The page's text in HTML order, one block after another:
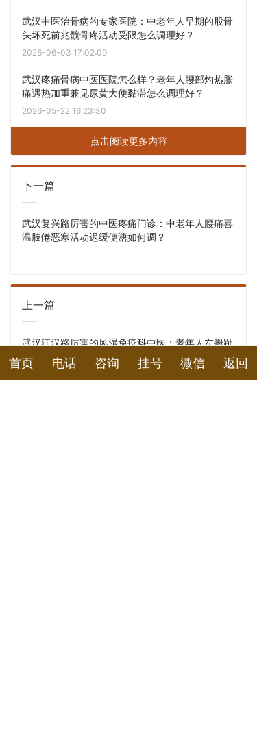
武汉中医治骨病的专家医院：中老年人早期的股骨
头坏死前兆髋骨疼活动受限怎么调理好？
2026-06-03 17:02:09
武汉疼痛骨病中医医院怎么样？老年人腰部灼热胀
痛遇热加重兼见尿黄大便黏滞怎么调理好？
2026-05-22 16:23:30
点击阅读更多内容
下一篇
武汉复兴路厉害的中医疼痛门诊：中老年人腰痛喜
温肢倦恶寒活动迟缓便溏如何调？
上一篇
武汉江汉路厉害的风湿免疫科中医：老年人左拇趾
刀割样剧痛关节不能屈伸寐差怎么调？
首页 电话 咨询 挂号 微信 返回